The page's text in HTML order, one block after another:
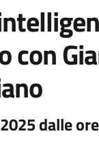
con
dalle